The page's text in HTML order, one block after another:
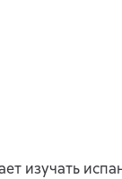
изучать